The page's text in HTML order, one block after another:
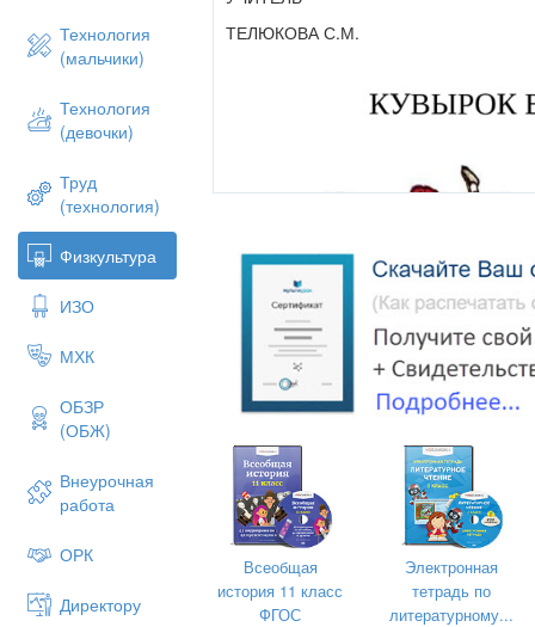
Технология
(мальчики)
Технология
(девочки)
Труд
(технология)
Физкультура
ИЗО
МХК
ОБЗР
(ОБЖ)
Внеурочная
работа
ОРК
Директору
ТЕЛЮКОВА С.М.
КУВЫРОК ВПЕРЁД
Кувырок вперёд является
Всеобщая
история 11 класс
ФГОС
Электронная
тетрадь по
литературному...